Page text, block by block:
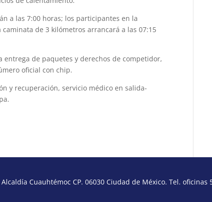
a las 7:00 horas; los participantes en la
de 3 kilómetros arrancará a las 07:15
entrega de paquetes y derechos de competidor,
oficial con chip.
y recuperación, servicio médico en salida-
Cuauhtémoc CP. 06030 Ciudad de México. Tel. oficinas